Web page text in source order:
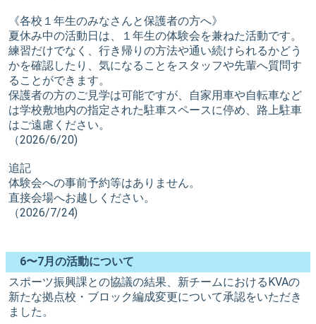
《各校１年生のみなさんと保護者の方へ》
夏休み中の活動日は、１年生の体験会を兼ねた活動です。
練習だけでなく、行き帰りの方法や通い続けられるかどう
かを確認したり、気になることをスタッフや先輩へ質問す
ることができます。
保護者の方のご見学は可能ですが、自家用車や自転車など
は学校敷地内の指定された駐車スペースに停め、路上駐車
はご遠慮ください。
（2026/6/20)
追記
体験会への事前予約等はありません。
直接会場へお越しください。
（2026/7/24)
6〜7月の活動について
スポーツ振興課との協議の結果、新チームにおけるKVAの
新たな拠点校・ブロック編成変更について承認をいただき
ました。